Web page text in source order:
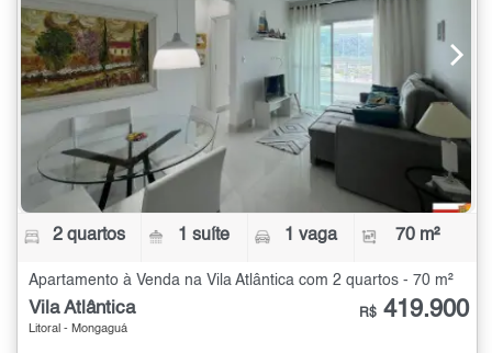
2 quartos 1 suíte 1 vaga 70 m²
Apartamento à Venda na Vila Atlântica com 2 quartos - 70 m²
Vila Atlântica
Litoral - Mongaguá
R$ 419.900